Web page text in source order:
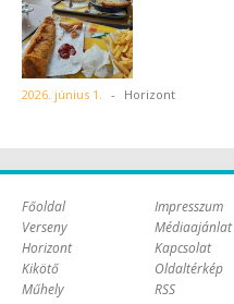
2026. június 1. - Horizont
Főoldal
Verseny
Horizont
Kikötő
Műhely
Impresszum
Médiaajánlat
Kapcsolat
Oldaltérkép
RSS